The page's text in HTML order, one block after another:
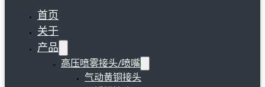
首页
关于
产品
高压喷雾接头/喷嘴
气动黄铜接头